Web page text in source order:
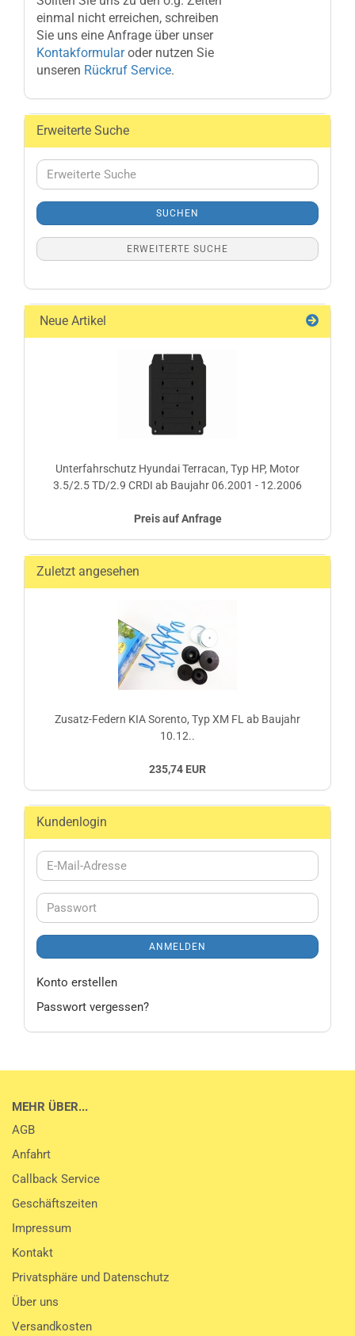
einmal nicht erreichen, schreiben
Sie uns eine Anfrage über unser
Kontakformularoder nutzen Sie
unseren Rückruf Service.
Erweiterte Suche
Erweiterte
Suche
SUCHEN
ERWEITERTE SUCHE
Neue Artikel
Unterfahrschutz Hyundai Terracan, Typ HP, Motor
3.5/2.5 TD/2.9 CRDI ab Baujahr 06.2001 - 12.2006
Preis auf Anfrage
Zuletzt angesehen
Zusatz-Federn KIA Sorento, Typ XM FL ab Baujahr
10.12..
235,74 EUR
Kundenlogin
E-
Mail-
Passwort
ANMELDEN
Konto erstellen
Passwort vergessen?
MEHR ÜBER...
AGB
Anfahrt
Callback Service
Geschäftszeiten
Impressum
Kontakt
Privatsphäre und Datenschutz
Über uns
Versandkosten